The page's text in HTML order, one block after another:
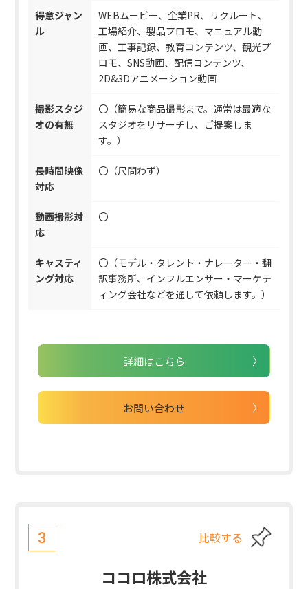
得意ジャン
ル
WEBムービー、企業PR、リクルート、
工場紹介、製品プロモ、マニュアル動
画、工事記録、教育コンテンツ、観光プ
ロモ、SNS動画、配信コンテンツ、
2D&3Dアニメーション動画
撮影スタジ
オの有無
〇（簡易な商品撮影まで。通常は最適な
スタジオをリサーチし、ご提案しま
す。）
長時間映像
対応
〇（尺問わず）
動画撮影対
応
〇
キャスティ
ング対応
〇（モデル・タレント・ナレーター・翻
訳事務所、インフルエンサー・マーケテ
ィング会社などを通して依頼します。）
詳細はこちら
お問い合わせ
3 比較する
ココロ株式会社